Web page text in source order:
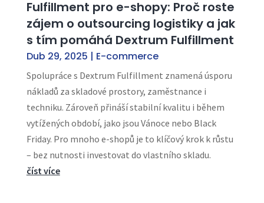
Fulfillment pro e-shopy: Proč roste
zájem o outsourcing logistiky a jak
s tím pomáhá Dextrum Fulfillment
Dub 29, 2025 | E-commerce
Spolupráce s Dextrum Fulfillment znamená úsporu
nákladů za skladové prostory, zaměstnance i
techniku. Zároveň přináší stabilní kvalitu i během
vytížených období, jako jsou Vánoce nebo Black
Friday. Pro mnoho e-shopů je to klíčový krok k růstu
– bez nutnosti investovat do vlastního skladu.
číst více